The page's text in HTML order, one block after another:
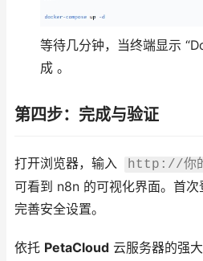
等待几分钟，当终端显示
成 。
第四步：完成与验证
打开浏览器，输入 http://你
可看到 n8n 的可视化界面。首
完善安全设置。
依托 PetaCloud 云服务器的强